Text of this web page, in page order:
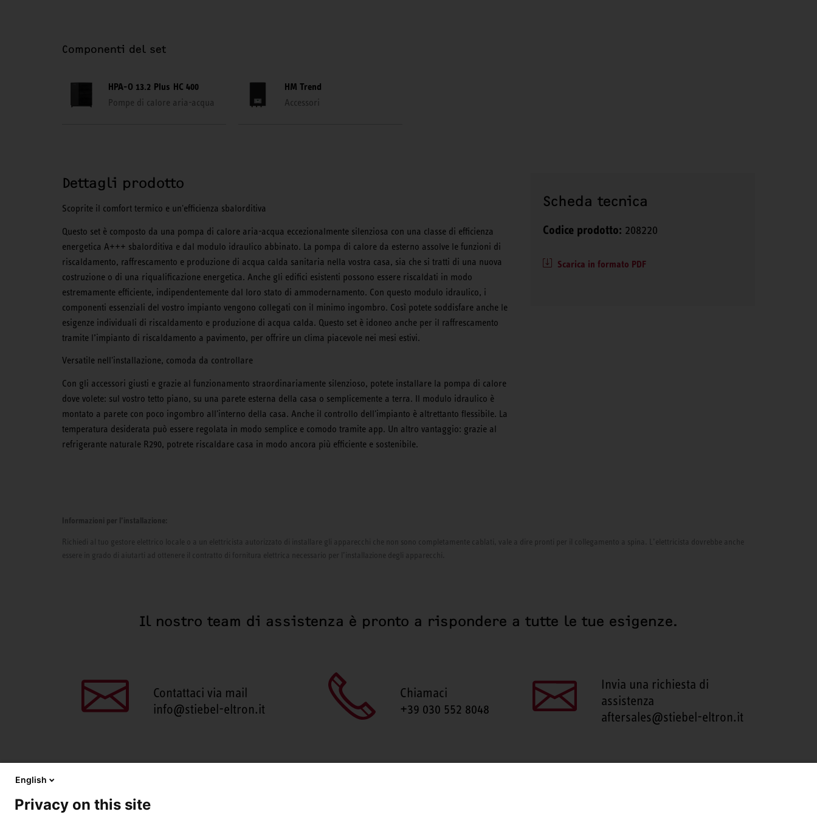
Componenti del set
HPA-O 13.2 Plus HC 400
Pompe di calore aria-acqua
HM Trend
Accessori
Dettagli prodotto
Scoprite il comfort termico e un'efficienza sbalorditiva
Questo set è composto da una pompa di calore aria-acqua eccezionalmente silenziosa con una classe di efficienza
energetica A+++ sbalorditiva e dal modulo idraulico abbinato. La pompa di calore da esterno assolve le funzioni di
riscaldamento, raffrescamento e produzione di acqua calda sanitaria nella vostra casa, sia che si tratti di una nuova
costruzione o di una riqualificazione energetica. Anche gli edifici esistenti possono essere riscaldati in modo
estremamente efficiente, indipendentemente dal loro stato di ammodernamento. Con questo modulo idraulico, i
componenti essenziali del vostro impianto vengono collegati con il minimo ingombro. Così potete soddisfare anche le
esigenze individuali di riscaldamento e produzione di acqua calda. Questo set è idoneo anche per il raffrescamento
tramite l’impianto di riscaldamento a pavimento, per offrire un clima piacevole nei mesi estivi.
Versatile nell'installazione, comoda da controllare
Con gli accessori giusti e grazie al funzionamento straordinariamente silenzioso, potete installare la pompa di calore
dove volete: sul vostro tetto piano, su una parete esterna della casa o semplicemente a terra. Il modulo idraulico è
montato a parete con poco ingombro all'interno della casa. Anche il controllo dell'impianto è altrettanto flessibile. La
temperatura desiderata può essere regolata in modo semplice e comodo tramite app. Un altro vantaggio: grazie al
refrigerante naturale R290, potrete riscaldare casa in modo ancora più efficiente e sostenibile.
Scheda tecnica
Codice prodotto: 208220
Scarica in formato PDF
Informazioni per l’installazione:
Richiedi al tuo gestore elettrico locale o a un elettricista autorizzato di installare gli apparecchi che non sono completamente cablati, vale a dire pronti per il collegamento a spina. L’elettricista dovrebbe anche
essere in grado di aiutarti ad ottenere il contratto di fornitura elettrica necessario per l’installazione degli apparecchi.
Il nostro team di assistenza è pronto a rispondere a tutte le tue esigenze.
Contattaci via mail
info@stiebel-eltron.it
Chiamaci
+39 030 552 8048
Invia una richiesta di
assistenza
aftersales@stiebel-eltron.it
English
Privacy on this site